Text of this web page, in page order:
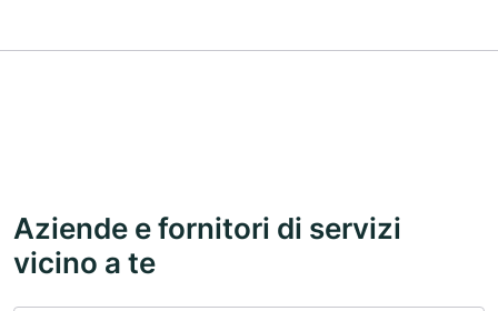
Aziende e fornitori di servizi
vicino a te